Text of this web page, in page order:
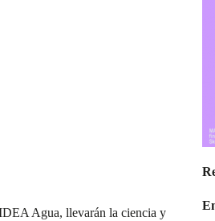
Agua, llevarán la ciencia y